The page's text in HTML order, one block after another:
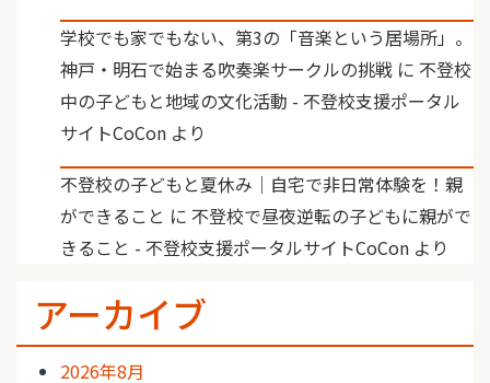
学校でも家でもない、第3の「音楽という居場所」。
神戸・明石で始まる吹奏楽サークルの挑戦 に 不登校
中の子どもと地域の文化活動 - 不登校支援ポータル
サイトCoCon より
不登校の子どもと夏休み｜自宅で非日常体験を！親
ができること に 不登校で昼夜逆転の子どもに親がで
きること - 不登校支援ポータルサイトCoCon より
アーカイブ
2026年8月